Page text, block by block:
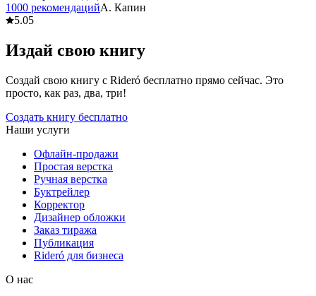
1000 рекомендацийА. Капин
5.05
Издай свою книгу
Создай свою книгу с Rideró бесплатно прямо сейчас. Это
просто, как раз, два, три!
Создать книгу бесплатно
Наши услуги
Офлайн-продажи
Простая верстка
Ручная верстка
Буктрейлер
Корректор
Дизайнер обложки
Заказ тиража
Публикация
Rideró для бизнеса
О нас